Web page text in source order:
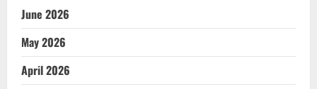
June 2026
May 2026
April 2026